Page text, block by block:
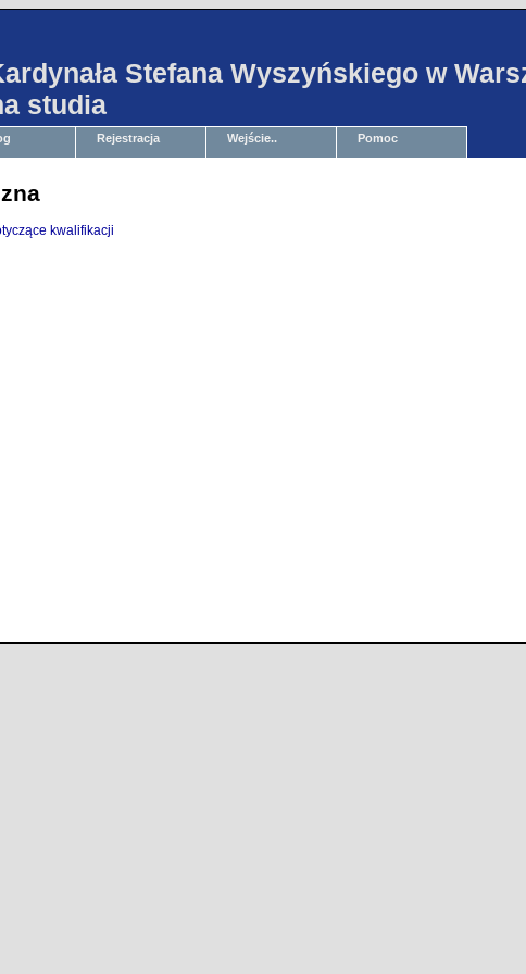
Stefana Wyszyńskiego w
studia
Rejestracja Wejście.. Pomoc
kwalifikacji